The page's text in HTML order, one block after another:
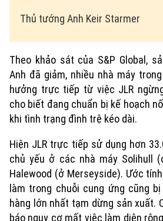
Thủ tướng Anh Keir Starmer
Theo khảo sát của S&P Global,
Anh đã giảm, nhiều nhà máy
hưởng trực tiếp từ việc JLR
cho biết đang chuẩn bị kế hoạch
khi tình trạng đình trệ kéo dài.
Hiện JLR trực tiếp sử dụng hơn
chủ yếu ở các nhà máy Solihull
Halewood (ở Merseyside). Ước
làm trong chuỗi cung ứng cũng
hàng lớn nhất tạm dừng sản xuất.
báo nguy cơ mất việc làm diện